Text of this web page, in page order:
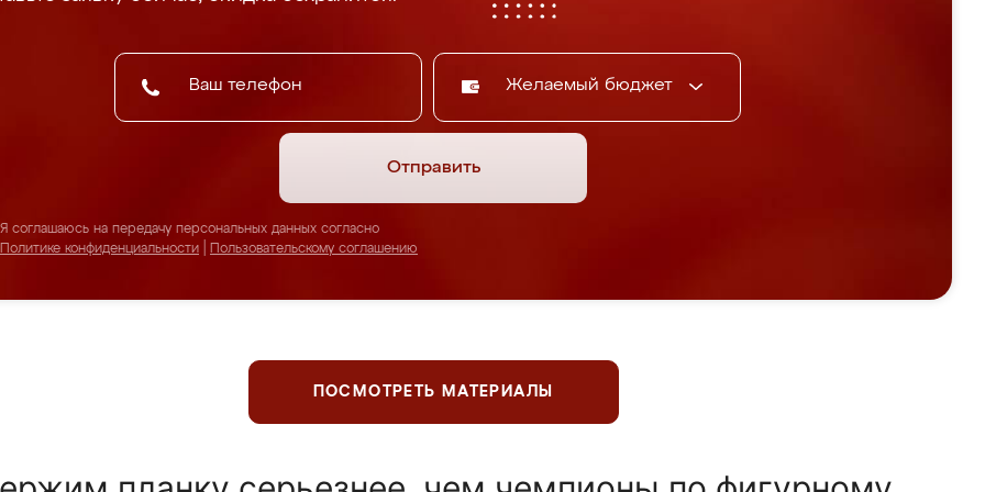
Желаемый бюджет
Отправить
Я соглашаюсь на передачу персональных данных согласно
Политике конфиденциальности
Пользовательскому соглашению
ПОСМОТРЕТЬ МАТЕРИАЛЫ